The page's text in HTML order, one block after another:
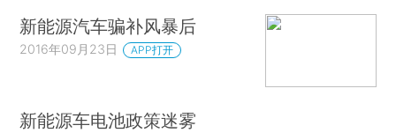
新能源汽车骗补风暴后
2016年09月23日 APP打开
新能源车电池政策迷雾